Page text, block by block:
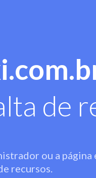
de
ou a página
recursos.